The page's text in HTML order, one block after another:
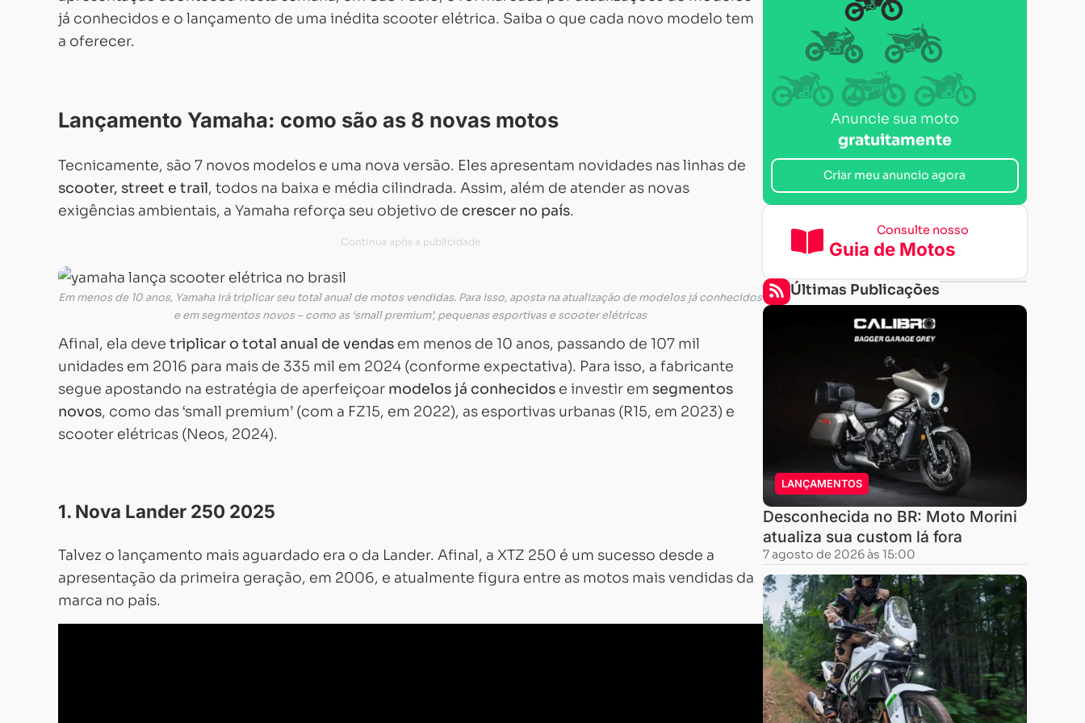
já conhecidos e o lançamento de uma inédita scooter elétrica. Saiba o que cada novo modelo tem
a oferecer.
Lançamento Yamaha: como são as 8 novas motos
Tecnicamente, são 7 novos modelos e uma nova versão. Eles apresentam novidades nas linhas de
scooter, street e trail, todos na baixa e média cilindrada. Assim, além de atender as novas
exigências ambientais, a Yamaha reforça seu objetivo de crescer no país.
Em menos de 10 anos, Yamaha irá triplicar seu total anual de motos vendidas. Para isso, aposta na atualização de modelos já conhecidos
e em segmentos novos – como as ‘small premium’, pequenas esportivas e scooter elétricas
Afinal, ela deve triplicar o total anual de vendas em menos de 10 anos, passando de 107 mil
unidades em 2016 para mais de 335 mil em 2024 (conforme expectativa). Para isso, a fabricante
segue apostando na estratégia de aperfeiçoar modelos já conhecidos e investir em segmentos
novos, como das ‘small premium’ (com a FZ15, em 2022), as esportivas urbanas (R15, em 2023) e
scooter elétricas (Neos, 2024).
1. Nova Lander 250 2025
Talvez o lançamento mais aguardado era o da Lander. Afinal, a XTZ 250 é um sucesso desde a
apresentação da primeira geração, em 2006, e atualmente figura entre as motos mais vendidas da
marca no país.
Anuncie sua moto
gratuitamente
Criar meu anuncio agora
Consulte nosso
Guia de Motos
Últimas Publicações
LANÇAMENTOS
Desconhecida no BR: Moto Morini
atualiza sua custom lá fora
7 agosto de 2026 às 15:00